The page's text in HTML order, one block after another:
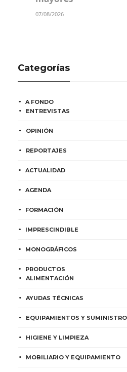
07/08/2026
Categorías
A FONDO
ENTREVISTAS
OPINIÓN
REPORTAJES
ACTUALIDAD
AGENDA
FORMACIÓN
IMPRESCINDIBLE
MONOGRÁFICOS
PRODUCTOS
ALIMENTACIÓN
AYUDAS TÉCNICAS
EQUIPAMIENTOS Y
HIGIENE Y LIMPIEZA
MOBILIARIO Y EQUIPAMIENTO